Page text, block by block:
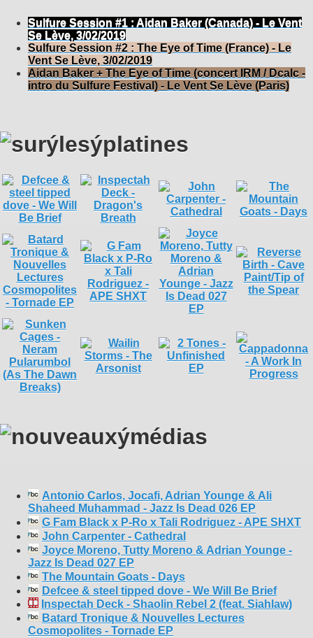
Sulfure Session #1 : Aidan Baker (Canada) - Le Vent
Se Lève, 3/02/2019
Sulfure Session #2 : The Eye of Time (France) - Le
Vent Se Lève, 3/02/2019
Aidan Baker + The Eye of Time (concert IRM / Dcalc -
intro du Sulfure Festival) - Le Vent Se Lève (Paris)
Antonio Carlos, Jocafi, Adrian Younge & Ali
Shaheed Muhammad - Jazz Is Dead 026 EP
G Fam Black x P-Ro x Tali Rodriguez - APE SHXT
John Carpenter - Cathedral
Joyce Moreno, Tutty Moreno & Adrian Younge -
Jazz Is Dead 027 EP
The Mountain Goats - Days
Defcee & steel tipped dove - We Will Be Brief
Inspectah Deck - Shaolin Rebel 2 (feat. Siahlaw)
Batard Tronique & Nouvelles Lectures
Cosmopolites - Tornade EP